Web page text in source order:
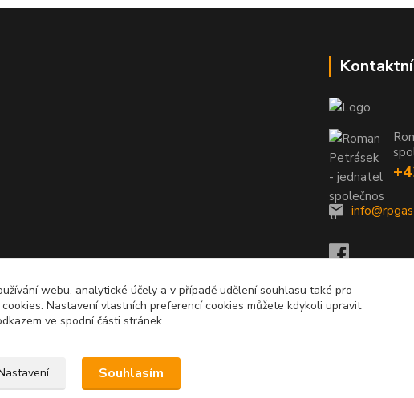
Upravit sběr cookies.
webu, analytické účely a v případě udělení souhlasu také pro
Nastavení vlastních preferencí cookies můžete kdykoli upravit
ve spodní části stránek.
Souhlasím